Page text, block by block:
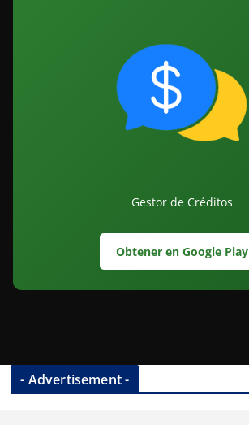
Gestor de Créditos
Obtener en Google Play
- Advertisement -